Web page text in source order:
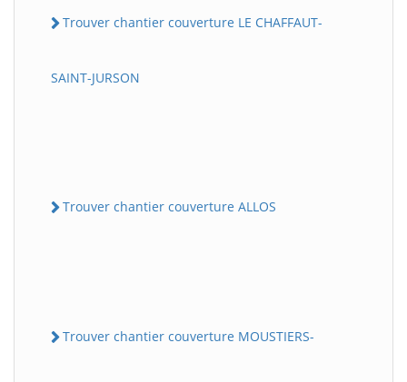
Trouver chantier couverture LE CHAFFAUT-
SAINT-JURSON
Trouver chantier couverture ALLOS
Trouver chantier couverture MOUSTIERS-